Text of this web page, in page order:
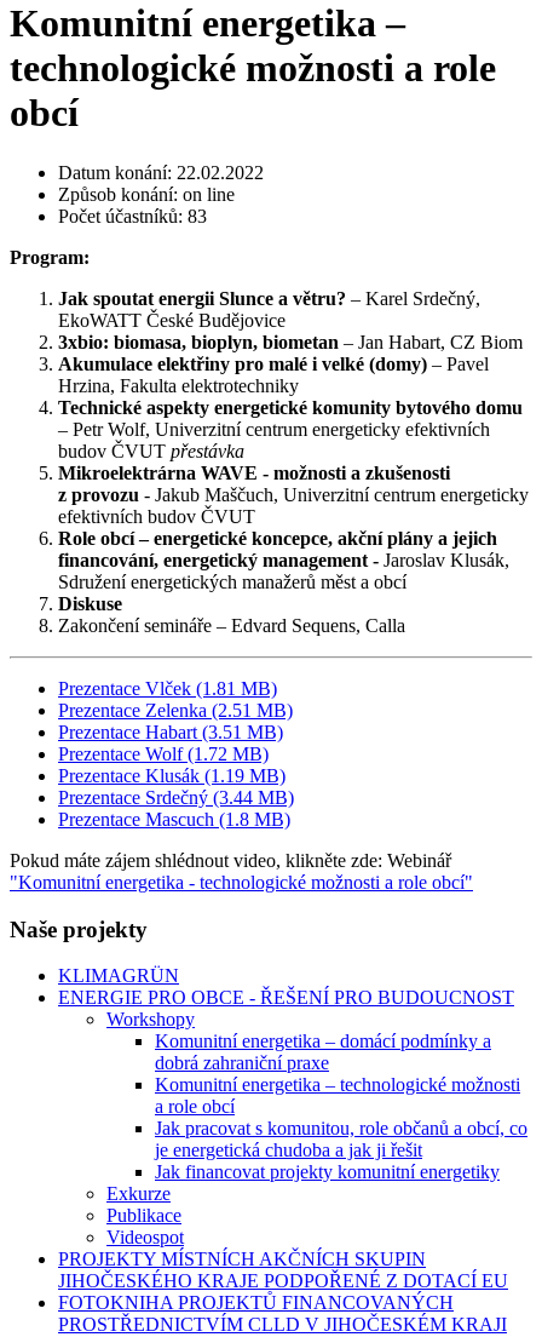
Komunitní energetika –
technologické možnosti a role
obcí
Datum konání: 22.02.2022
Způsob konání: on line
Počet účastníků: 83
Program:
Jak spoutat energii Slunce a větru? – Karel Srdečný,
EkoWATT České Budějovice
3xbio: biomasa, bioplyn, biometan – Jan Habart, CZ Biom
Akumulace elektřiny pro malé i velké (domy) – Pavel
Hrzina, Fakulta elektrotechniky
Technické aspekty energetické komunity bytového domu
– Petr Wolf, Univerzitní centrum energeticky efektivních
budov ČVUT přestávka
Mikroelektrárna WAVE - možnosti a zkušenosti
z provozu - Jakub Maščuch, Univerzitní centrum energeticky
efektivních budov ČVUT
Role obcí – energetické koncepce, akční plány a jejich
financování, energetický management - Jaroslav Klusák,
Sdružení energetických manažerů měst a obcí
Diskuse
Zakončení semináře – Edvard Sequens, Calla
Prezentace Vlček (1.81 MB)
Prezentace Zelenka (2.51 MB)
Prezentace Habart (3.51 MB)
Prezentace Wolf (1.72 MB)
Prezentace Klusák (1.19 MB)
Prezentace Srdečný (3.44 MB)
Prezentace Mascuch (1.8 MB)
Pokud máte zájem shlédnout video, klikněte zde: Webinář
"Komunitní energetika - technologické možnosti a role obcí"
Naše projekty
KLIMAGRÜN
ENERGIE PRO OBCE - ŘEŠENÍ PRO BUDOUCNOST
Workshopy
Komunitní energetika – domácí podmínky a
dobrá zahraniční praxe
Komunitní energetika – technologické možnosti
a role obcí
Jak pracovat s komunitou, role občanů a obcí, co
je energetická chudoba a jak ji řešit
Jak financovat projekty komunitní energetiky
Exkurze
Publikace
Videospot
PROJEKTY MÍSTNÍCH AKČNÍCH SKUPIN
JIHOČESKÉHO KRAJE PODPOŘENÉ Z DOTACÍ EU
FOTOKNIHA PROJEKTŮ FINANCOVANÝCH
PROSTŘEDNICTVÍM CLLD V JIHOČESKÉM KRAJI